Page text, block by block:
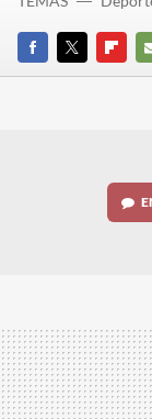
FACEBOOK
TWITTER